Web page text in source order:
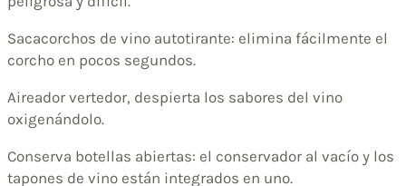
Sacacorchos de vino autotirante: elimina fácilmente el
corcho en pocos segundos.
Aireador vertedor, despierta los sabores del vino
oxigenándolo.
Conserva botellas abiertas: el conservador al vacío y los
tapones de vino están integrados en uno.